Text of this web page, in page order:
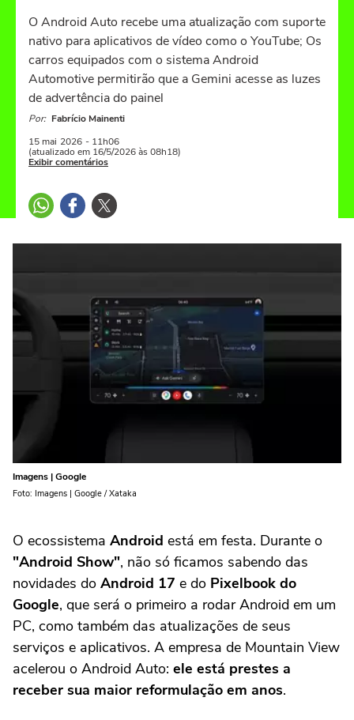
O Android Auto recebe uma atualização com suporte
nativo para aplicativos de vídeo como o YouTube; Os
carros equipados com o sistema Android
Automotive permitirão que a Gemini acesse as luzes
de advertência do painel
Por: Fabrício Mainenti
15 mai 2026 - 11h06
(atualizado em 16/5/2026 às 08h18)
Exibir comentários
Imagens | Google
Foto: Imagens | Google / Xataka
O ecossistema Android está em festa. Durante o
"Android Show", não só ficamos sabendo das
novidades do Android 17 e do Pixelbook do
Google, que será o primeiro a rodar Android em um
PC, como também das atualizações de seus
serviços e aplicativos. A empresa de Mountain View
acelerou o Android Auto: ele está prestes a
receber sua maior reformulação em anos.